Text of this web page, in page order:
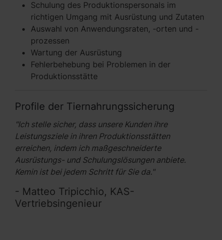
Schulung des Produktionspersonals im
richtigen Umgang mit Ausrüstung und Zutaten
Auswahl von Anwendungsraten, -orten und -
prozessen
Wartung der Ausrüstung
Fehlerbehebung bei Problemen in der
Produktionsstätte
Profile der Tiernahrungssicherung
"Ich stelle sicher, dass unsere Kunden ihre
Leistungsziele in ihren Produktionsstätten
erreichen, indem ich maßgeschneiderte
Ausrüstungs- und Schulungslösungen anbiete.
Kemin ist bei jedem Schritt für Sie da."
- Matteo Tripicchio, KAS-
Vertriebsingenieur